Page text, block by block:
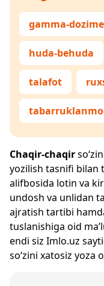
gamma-
huda-behuda
talafot
Chaqir-chaqir
yozilish tasnifi bilan
alifbosida lotin va
undosh va unlidan
ajratish tartibi
tuslanishiga oid
endi siz Imlo.uz
so‘zini xatosiz yoza